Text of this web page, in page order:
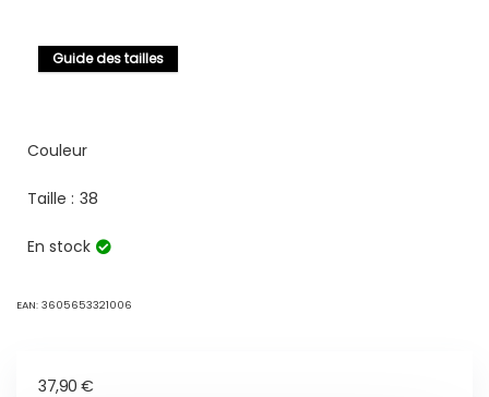
Guide des tailles
Couleur
Taille : 38
En stock
EAN: 3605653321006
37,90 €